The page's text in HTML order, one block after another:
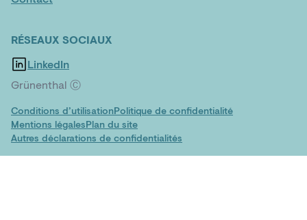
RÉSEAUX SOCIAUX
LinkedIn
Grünenthal Ⓒ
Conditions d’utilisationPolitique de confidentialité
Mentions légalesPlan du site
Autres déclarations de confidentialités